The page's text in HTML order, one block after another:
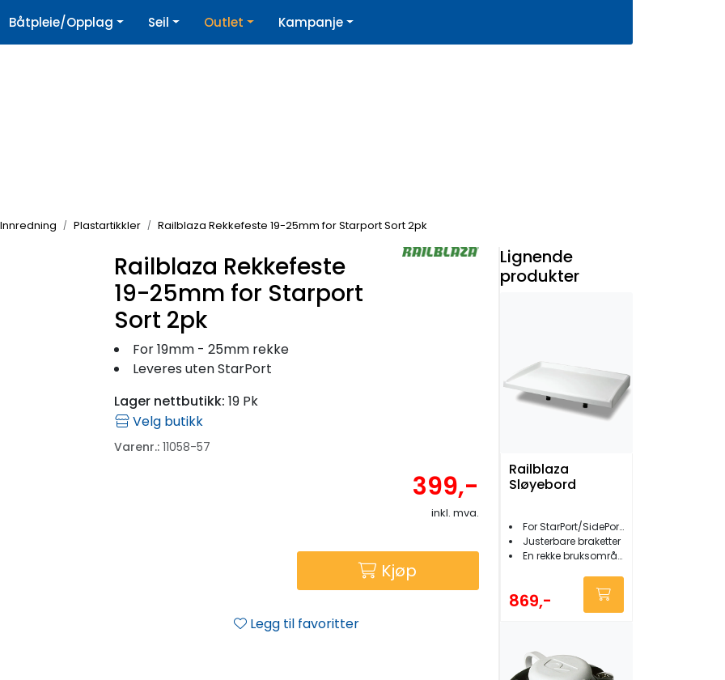
| Nyhetsbrev
Båtpleie/Opplag Seil Outlet Kampanje
Plastartikkler Railblaza Rekkefeste 19-25mm for Starport Sort 2pk
Railblaza Rekkefeste
19-25mm for Starport
Sort 2pk
For 19mm - 25mm rekke
Leveres uten StarPort
Lager nettbutikk: 19 Pk
Velg butikk
Varenr.: 11058-57
399,-
inkl. mva.
Kjøp
Legg til favoritter
Lignende
produkter
Railblaza
Sløyebord
For StarPort/SidePort/RailMount
Justerbare braketter
En rekke bruksområder
869,-